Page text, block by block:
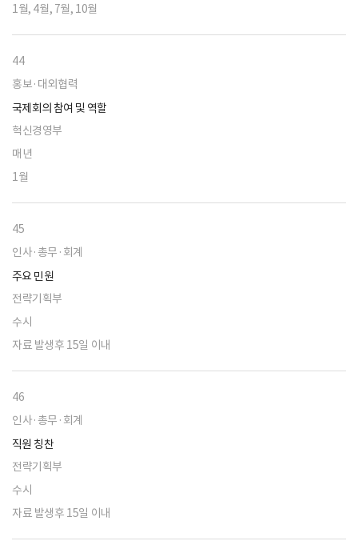
1월, 4월, 7월, 10월
44
홍보·대외협력
국제회의 참여 및 역할
혁신경영부
매년
1월
45
인사·총무·회계
주요 민원
전략기획부
수시
자료 발생후 15일 이내
46
인사·총무·회계
직원 칭찬
전략기획부
수시
자료 발생후 15일 이내